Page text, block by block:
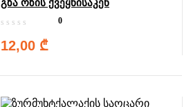
გზა ოზის ქვეყნისაკენ
0
12,00 ₾